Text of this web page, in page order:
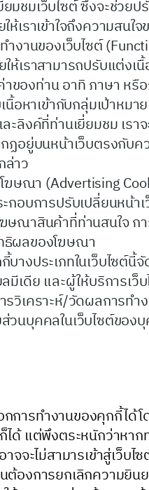
มชมเว็บไซต์ ซึ่งจะช่วย
ห้เราเข้าใจถึงความสน
งานของเว็บไซต์
ห้เราสามารถปรับแต่ง
ของท่าน อาทิ ภาษา หรื
อหาเข้ากับกลุ่มเป้าหมา
ะลิงค์ที่ท่านเยี่ยมชม เรา
กฏอยู่บนหน้าเว็บตรงกั
ล่าว
ษณา (Advertising
ะกอบการปรับเปลี่ยนหน้า
ษณาสินค้าที่ท่านสนใจ ก
ธิผลของโฆษณา
บางประเภทในเว็บไซต์
มีเดีย และผู้ให้บริการเ
รวิเคราะห์/วัดผลการท
วนบุคคลในเว็บไซต์ของ
การทำงานของคุกกี้ได้
ได้ แต่พึงตระหนักว่าหา
าจจะไม่สามารเข้าสู่เว็บ
ต้องการยกเลิกความยิ